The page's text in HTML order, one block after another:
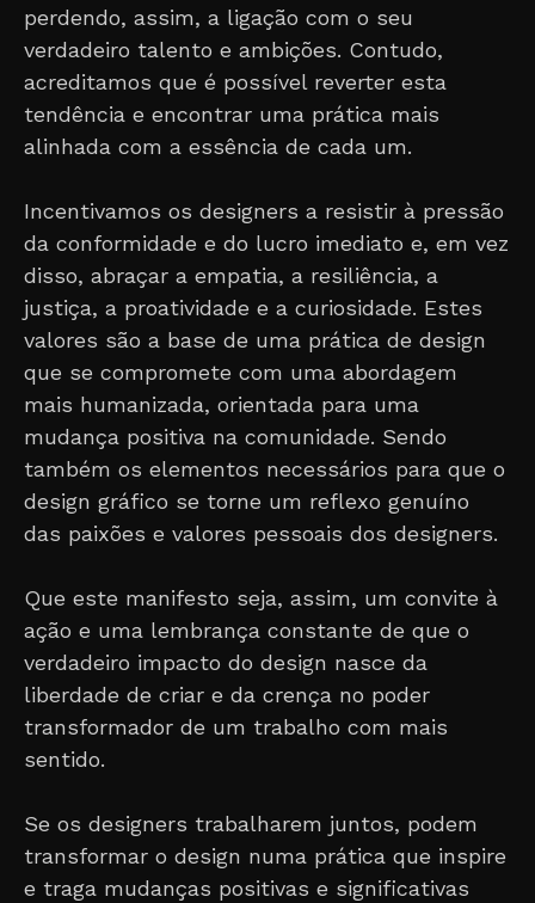
perdendo, assim, a ligação com o seu
verdadeiro talento e ambições. Contudo,
acreditamos que é possível reverter esta
tendência e encontrar uma prática mais
alinhada com a essência de cada um.
Incentivamos os designers a resistir à pressão
da conformidade e do lucro imediato e, em vez
disso, abraçar a empatia, a resiliência, a
justiça, a proatividade e a curiosidade. Estes
valores são a base de uma prática de design
que se compromete com uma abordagem
mais humanizada, orientada para uma
mudança positiva na comunidade. Sendo
também os elementos necessários para que o
design gráfico se torne um reflexo genuíno
das paixões e valores pessoais dos designers.
Que este manifesto seja, assim, um convite à
ação e uma lembrança constante de que o
verdadeiro impacto do design nasce da
liberdade de criar e da crença no poder
transformador de um trabalho com mais
sentido.
Se os designers trabalharem juntos, podem
transformar o design numa prática que inspire
e traga mudanças positivas e significativas